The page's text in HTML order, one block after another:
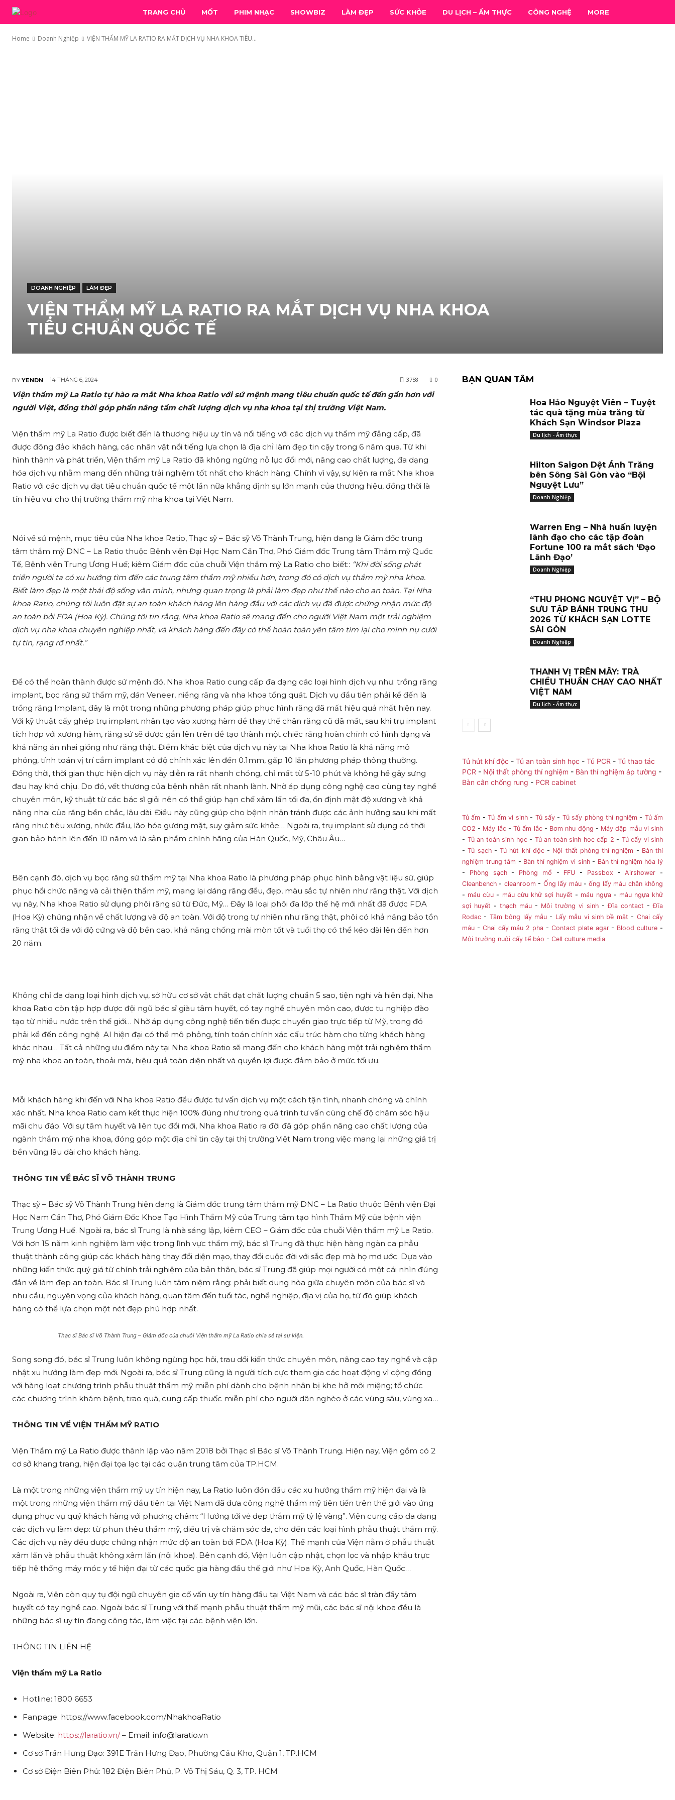
TRANG CHỦ MỐT PHIM NHẠC SHOWBIZ LÀM ĐẸP SỨC KHỎE DU LỊCH – ẨM THỰC CÔNG NGHỆ MORE
Home Doanh Nghiệp VIỆN THẨM MỸ LA RATIO RA MẮT DỊCH VỤ NHA KHOA TIÊU...
DOANH NGHIỆP LÀM ĐẸP
VIỆN THẨM MỸ LA RATIO RA MẮT DỊCH VỤ NHA KHOA
TIÊU CHUẨN QUỐC TẾ
BY YENDN 14 THÁNG 6, 2024 0
3758
Viện thẩm mỹ La Ratio tự hào ra mắt Nha khoa Ratio với sứ mệnh mang tiêu chuẩn quốc tế đến gần hơn với
người Việt, đồng thời góp phần nâng tầm chất lượng dịch vụ nha khoa tại thị trường Việt Nam.
Viện thẩm mỹ La Ratio được biết đến là thương hiệu uy tín và nổi tiếng với các dịch vụ thẩm mỹ đẳng cấp, đã
được đông đảo khách hàng, các nhân vật nổi tiếng lựa chọn là địa chỉ làm đẹp tin cậy trong 6 năm qua. Từ khi
hình thành và phát triển, Viện thẩm mỹ La Ratio đã không ngừng nỗ lực đổi mới, nâng cao chất lượng, đa dạng
hóa dịch vụ nhằm mang đến những trải nghiệm tốt nhất cho khách hàng. Chính vì vậy, sự kiện ra mắt Nha khoa
Ratio với các dịch vụ đạt tiêu chuẩn quốc tế một lần nữa khẳng định sự lớn mạnh của thương hiệu, đồng thời là
tín hiệu vui cho thị trường thẩm mỹ nha khoa tại Việt Nam.
Nói về sứ mệnh, mục tiêu của Nha khoa Ratio, Thạc sỹ – Bác sỹ Võ Thành Trung, hiện đang là Giám đốc trung
tâm thẩm mỹ DNC – La Ratio thuộc Bệnh viện Đại Học Nam Cần Thơ, Phó Giám đốc Trung tâm Thẩm mỹ Quốc
Tế, Bệnh viện Trung Ương Huế; kiêm Giám đốc của chuỗi Viện thẩm mỹ La Ratio cho biết:: “Khi đời sống phát
triển người ta có xu hướng tìm đến các trung tâm thẩm mỹ nhiều hơn, trong đó có dịch vụ thẩm mỹ nha khoa.
Biết làm đẹp là một thái độ sống văn minh, nhưng quan trọng là phải làm đẹp như thế nào cho an toàn. Tại Nha
khoa Ratio, chúng tôi luôn đặt sự an toàn khách hàng lên hàng đầu với các dịch vụ đã được chứng nhận mức độ
an toàn bởi FDA (Hoa Kỳ). Chúng tôi tin rằng, Nha khoa Ratio sẽ mang đến cho người Việt Nam một trải nghiệm
dịch vụ nha khoa chuyên nghiệp nhất, và khách hàng đến đây có thể hoàn toàn yên tâm tìm lại cho mình nụ cười
tự tin, rạng rỡ nhất.”
Để có thể hoàn thành được sứ mệnh đó, Nha khoa Ratio cung cấp đa dạng các loại hình dịch vụ như: trồng răng
implant, bọc răng sứ thẩm mỹ, dán Veneer, niềng răng và nha khoa tổng quát. Dịch vụ đầu tiên phải kể đến là
trồng răng Implant, đây là một trong những phương pháp giúp phục hình răng đã mất hiệu quả nhất hiện nay.
Với kỹ thuật cấy ghép trụ implant nhân tạo vào xương hàm để thay thế chân răng cũ đã mất, sau khi trụ implant
tích hợp với xương hàm, răng sứ sẽ được gắn lên trên để tạo thành một chiếc răng hoàn chỉnh có hình dạng và
khả năng ăn nhai giống như răng thật. Điểm khác biệt của dịch vụ này tại Nha khoa Ratio là khả năng mô
phỏng, tính toán vị trí cắm implant có độ chính xác lên đến 0.1mm, gấp 10 lần phương pháp thông thường.
Đồng thời, thời gian thực hiện dịch vụ này diễn ra rất nhanh chóng, chỉ mất từ 5-10 phút và không hề gây sưng
đau hay khó chịu. Do đó, vết thương của bệnh nhân rất nhanh lành. Nhờ áp dụng công nghệ cao cùng tay nghề
chuyên môn, kỹ thuật từ các bác sĩ giỏi nên có thể giúp hạn chế xâm lấn tối đa, ổn định mật độ xương và khả
năng nhai của răng bền chắc, lâu dài. Điều này cũng giúp cho bệnh nhân tránh được các ảnh hưởng sau khi mất
răng như: tiêu xương, nhức đầu, lão hóa gương mặt, suy giảm sức khỏe… Ngoài ra, trụ implant sử dụng có thời
gian bảo hành lên đến 10 năm và là sản phẩm chính hãng của Hàn Quốc, Mỹ, Châu Âu…
Bên cạnh đó, dịch vụ bọc răng sứ thẩm mỹ tại Nha khoa Ratio là phương pháp phục hình bằng vật liệu sứ, giúp
phục hồi chức năng và cải thiện thẩm mỹ, mang lại dáng răng đều, đẹp, màu sắc tự nhiên như răng thật. Với dịch
vụ này, Nha khoa Ratio sử dụng phôi răng sứ từ Đức, Mỹ… Đây là loại phôi đa lớp thế hệ mới nhất đã được FDA
(Hoa Kỳ) chứng nhận về chất lượng và độ an toàn. Với độ trong tự nhiên như răng thật, phôi có khả năng bảo tồn
răng thật tối đa với độ cứng và độ bền cao, khả năng chống mài mòn tốt và tuổi thọ có thể kéo dài lên đến hơn
20 năm.
Không chỉ đa dạng loại hình dịch vụ, sở hữu cơ sở vật chất đạt chất lượng chuẩn 5 sao, tiện nghi và hiện đại, Nha
khoa Ratio còn tập hợp được đội ngũ bác sĩ giàu tâm huyết, có tay nghề chuyên môn cao, được tu nghiệp đào
tạo từ nhiều nước trên thế giới… Nhờ áp dụng công nghệ tiến tiến được chuyển giao trực tiếp từ Mỹ, trong đó
phải kể đến công nghệ AI hiện đại có thể mô phỏng, tính toán chính xác cấu trúc hàm cho từng khách hàng
khác nhau… Tất cả những ưu điểm này tại Nha khoa Ratio sẽ mang đến cho khách hàng một trải nghiệm thẩm
mỹ nha khoa an toàn, thoải mái, hiệu quả toàn diện nhất và quyền lợi được đảm bảo ở mức tối ưu.
Mỗi khách hàng khi đến với Nha khoa Ratio đều được tư vấn dịch vụ một cách tận tình, nhanh chóng và chính
xác nhất. Nha khoa Ratio cam kết thực hiện 100% đúng như trong quá trình tư vấn cùng chế độ chăm sóc hậu
mãi chu đáo. Với sự tâm huyết và liên tục đổi mới, Nha khoa Ratio ra đời đã góp phần nâng cao chất lượng của
ngành thẩm mỹ nha khoa, đóng góp một địa chỉ tin cậy tại thị trường Việt Nam trong việc mang lại những giá trị
bền vững lâu dài cho khách hàng.
THÔNG TIN VỀ BÁC SĨ VÕ THÀNH TRUNG
Thạc sỹ – Bác sỹ Võ Thành Trung hiện đang là Giám đốc trung tâm thẩm mỹ DNC – La Ratio thuộc Bệnh viện Đại
Học Nam Cần Thơ, Phó Giám Đốc Khoa Tạo Hình Thẩm Mỹ của Trung tâm tạo hình Thẩm Mỹ của bệnh viện
Trung Ương Huế. Ngoài ra, bác sĩ Trung là nhà sáng lập, kiêm CEO – Giám đốc của chuỗi Viện thẩm mỹ La Ratio.
Với hơn 15 năm kinh nghiệm làm việc trong lĩnh vực thẩm mỹ, bác sĩ Trung đã thực hiện hàng ngàn ca phẫu
thuật thành công giúp các khách hàng thay đổi diện mạo, thay đổi cuộc đời với sắc đẹp mà họ mơ ước. Dựa vào
những kiến thức quý giá từ chính trải nghiệm của bản thân, bác sĩ Trung đã giúp mọi người có một cái nhìn đúng
đắn về làm đẹp an toàn. Bác sĩ Trung luôn tâm niệm rằng: phải biết dung hòa giữa chuyên môn của bác sĩ và
nhu cầu, nguyện vọng của khách hàng, quan tâm đến tuổi tác, nghề nghiệp, địa vị của họ, từ đó giúp khách
hàng có thể lựa chọn một nét đẹp phù hợp nhất.
Thạc sĩ Bác sĩ Võ Thành Trung – Giám đốc của chuỗi Viện thẩm mỹ La Ratio chia sẻ tại sự kiện.
Song song đó, bác sĩ Trung luôn không ngừng học hỏi, trau dồi kiến thức chuyên môn, nâng cao tay nghề và cập
nhật xu hướng làm đẹp mới. Ngoài ra, bác sĩ Trung cũng là người tích cực tham gia các hoạt động vì cộng đồng
với hàng loạt chương trình phẫu thuật thẩm mỹ miễn phí dành cho bệnh nhân bị khe hở môi miệng; tổ chức
các chương trình khám bệnh, trao quà, cung cấp thuốc miễn phí cho người dân nghèo ở các vùng sâu, vùng xa…
THÔNG TIN VỀ VIỆN THẨM MỸ RATIO
Viện Thẩm mỹ La Ratio được thành lập vào năm 2018 bởi Thạc sĩ Bác sĩ Võ Thành Trung. Hiện nay, Viện gồm có 2
cơ sở khang trang, hiện đại tọa lạc tại các quận trung tâm của TP.HCM.
Là một trong những viện thẩm mỹ uy tín hiện nay, La Ratio luôn đón đầu các xu hướng thẩm mỹ hiện đại và là
một trong những viện thẩm mỹ đầu tiên tại Việt Nam đã đưa công nghệ thẩm mỹ tiên tiến trên thế giới vào ứng
dụng phục vụ quý khách hàng với phương châm: “Hướng tới vẻ đẹp thẩm mỹ tỷ lệ vàng”. Viện cung cấp đa dạng
các dịch vụ làm đẹp: từ phun thêu thẩm mỹ, điều trị và chăm sóc da, cho đến các loại hình phẫu thuật thẩm mỹ.
Các dịch vụ này đều được chứng nhận mức độ an toàn bởi FDA (Hoa Kỳ). Thế mạnh của Viện nằm ở phẫu thuật
xâm lấn và phẫu thuật không xâm lấn (nội khoa). Bên cạnh đó, Viện luôn cập nhật, chọn lọc và nhập khẩu trực
tiếp hệ thống máy móc y tế hiện đại từ các quốc gia hàng đầu thế giới như Hoa Kỳ, Anh Quốc, Hàn Quốc…
Ngoài ra, Viện còn quy tụ đội ngũ chuyên gia cố vấn uy tín hàng đầu tại Việt Nam và các bác sĩ tràn đầy tâm
huyết có tay nghề cao. Ngoài bác sĩ Trung với thế mạnh phẫu thuật thẩm mỹ mũi, các bác sĩ nội khoa đều là
những bác sĩ uy tín đang công tác, làm việc tại các bệnh viện lớn.
THÔNG TIN LIÊN HỆ
Viện thẩm mỹ La Ratio
Hotline: 1800 6653
Fanpage: https://www.facebook.com/NhakhoaRatio
Website: https://laratio.vn/– Email: info@laratio.vn
Cơ sở Trần Hưng Đạo: 391E Trần Hưng Đạo, Phường Cầu Kho, Quận 1, TP.HCM
Cơ sở Điện Biên Phủ: 182 Điện Biên Phủ, P. Võ Thị Sáu, Q. 3, TP. HCM
BẠN QUAN TÂM
Hoa Hảo Nguyệt Viên – Tuyệt
tác quà tặng mùa trăng từ
Khách Sạn Windsor Plaza
Du lịch - Ẩm thực
Hilton Saigon Dệt Ánh Trăng
bên Sông Sài Gòn vào “Bội
Nguyệt Lưu”
Doanh Nghiệp
Warren Eng – Nhà huấn luyện
lãnh đạo cho các tập đoàn
Fortune 100 ra mắt sách ‘Đạo
Lãnh Đạo’
Doanh Nghiệp
“THU PHONG NGUYỆT VỊ” – BỘ
SƯU TẬP BÁNH TRUNG THU
2026 TỪ KHÁCH SẠN LOTTE
SÀI GÒN
Doanh Nghiệp
THANH VỊ TRÊN MÂY: TRÀ
CHIỀU THUẦN CHAY CAO NHẤT
VIỆT NAM
Du lịch - Ẩm thực
Tủ hút khí độc - Tủ an toàn sinh học - Tủ PCR - Tủ thao tác
PCR - Nội thất phòng thí nghiệm - Bàn thí nghiệm áp tường -
Bàn cân chống rung - PCR cabinet
Tủ ấm -Tủ ấm vi sinh- Tủ sấy - Tủ sấy phòng thí nghiệm - Tủ ấm
CO2 - Máy lắc-Tủ ấm lắc- Bơm nhu động - Máy dập mẫu vi sinh
- Tủ an toàn sinh học- Tủ an toàn sinh hoc cấp 2 - Tủ cấy vi sinh
-Tủ sạch- Tủ hút khí độc- Nội thất phòng thí nghiệm - Bàn thí
nghiệm trung tâm - Bàn thí nghiệm vi sinh- Bàn thí nghiệm hóa lý
- Phòng sạch- Phòng mổ - FFU - Passbox -Airshower -
Cleanbench - cleanroom - Ống lấy máu-ống lấy máu chân không
- máu cừu - máu cừu khử sợi huyết - máu ngựa- màu ngựa khử
sợi huyết - thạch máu - Môi trường vi sinh -Đĩa contact -Đĩa
Rodac - Tăm bông lấy mẫu - Lấy mẫu vi sinh bề mặt - Chai cấy
máu - Chai cấy máu 2 pha - Contact plate agar- Blood culture -
Môi trường nuôi cấy tế bào - Cell culture media